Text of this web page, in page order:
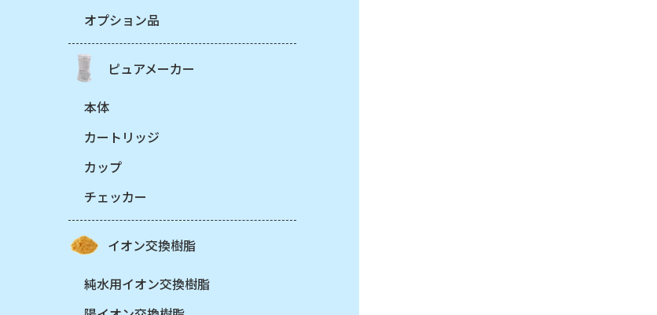
オプション品
ピュアメーカー
本体
カートリッジ
カップ
チェッカー
イオン交換樹脂
純水用イオン交換樹脂